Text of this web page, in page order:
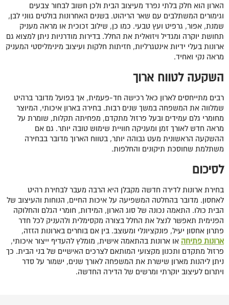
הארון הוא חלק בלתי נפרד מעיצוב הבית ולכן חשוב לבחור צבעים
וגימורים המשתלבים עם שאר הריהוט. בשנים האחרונות בולטים גווני לבן,
שמנת, אפור, גרפיט ועץ טבעי. כמו כן, שילוב זכוכית או מראה מעניק
תחושת יוקרה ומגדיל ויזואלית את החלל. בדירות מודרניות ניתן למצוא גם
ארונות בעלי ידיות אינטגרליות, חזיתות חלקות ועיצוב מינימליסטי המעניק
מראה נקי ואחיד.
השקעה לטווח ארוך
רבים מתייחסים לארון כאל רכישה חד-פעמית, אך בפועל מדובר ברהיט
שמלווה את המשפחה במשך שנים רבות. בחירה בארון איכותי, המיוצר
מחומרי גלם עמידים ובעל פרזול מתקדם, מפחיתה תקלות, שומרת על
מראה חדש לאורך זמן ומעניקה חוויית שימוש טובה יותר. גם אם
ההשקעה הראשונית מעט גבוהה יותר, בטווח הארוך מדובר בבחירה
משתלמת שחוסכת תיקונים והחלפות.
לסיכום
בחירת ארונות לדירה חדשה מקבלן היא הרבה מעבר לבחירת רהיט
לאחסון. מדובר בהחלטה המשפיעה על איכות החיים, הנוחות והעיצוב של
הבית כולו. התאמה נכונה של סוג הארון, המידות, חומרי הגלם והחלוקה
הפנימית תאפשר לנצל את החלל בצורה מקסימלית ולהעניק לכל חדר
פתרון אחסון יעיל, פונקציונלי ומעוצב. בין אם בוחרים בארונות הזזה,
ארונות פתיחה או ארונות בהתאמה אישית, מומלץ להעדיף ייצור איכותי,
פרזול מתקדם ותכנון מקצועי המותאם לצרכים האישיים של בני הבית. כך
ניתן ליהנות מארון שישרת את המשפחה לאורך שנים, ישמור על סדר
ויתרום לעיצוב יוקרתי ומרשים של הדירה החדשה.